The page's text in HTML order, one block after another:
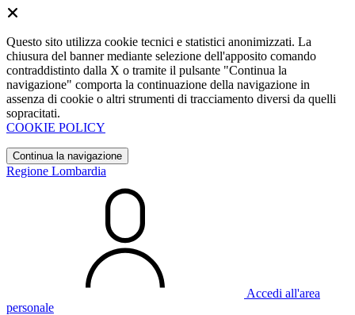
Questo sito utilizza cookie tecnici e statistici anonimizzati. La
chiusura del banner mediante selezione dell'apposito comando
contraddistinto dalla X o tramite il pulsante "Continua la
navigazione" comporta la continuazione della navigazione in
assenza di cookie o altri strumenti di tracciamento diversi da quelli
sopracitati.
COOKIE POLICY
Continua la navigazione
Regione Lombardia
Accedi all'area
personale